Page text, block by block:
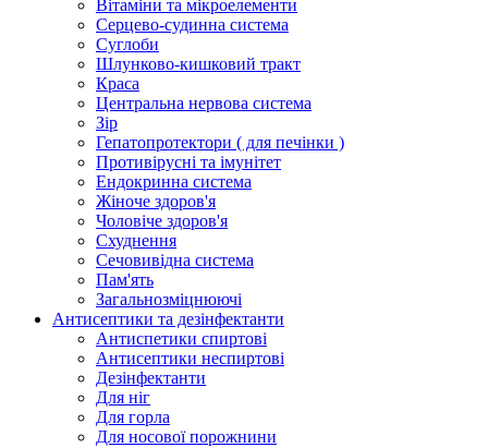
Вітаміни та мікроелементи
Серцево-судинна система
Суглоби
Шлунково-кишковий тракт
Краса
Центральна нервова система
Зір
Гепатопротектори ( для печінки )
Противірусні та імунітет
Ендокринна система
Жіноче здоров'я
Чоловіче здоров'я
Схуднення
Сечовивідна система
Пам'ять
Загальнозміцнюючі
Антисептики та дезінфектанти
Антиспетики спиртові
Антисептики неспиртові
Дезінфектанти
Для ніг
Для горла
Для носової порожнини